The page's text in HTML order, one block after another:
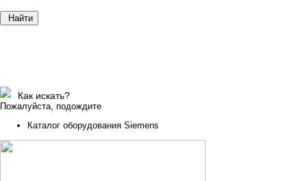
Найти
Как искать?
Пожалуйста, подождите
Каталог оборудования Siemens